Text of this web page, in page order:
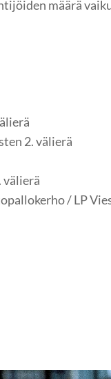
määrä
2. välierä
välierä
/ LP